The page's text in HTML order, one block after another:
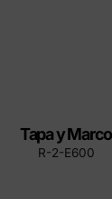
Tapa y Marco
R-2-E600